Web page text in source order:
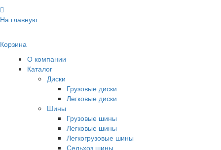
На главную
Корзина
О компании
Каталог
Диски
Грузовые диски
Легковые диски
Шины
Грузовые шины
Легковые шины
Легкогрузовые шины
Сельхоз шины